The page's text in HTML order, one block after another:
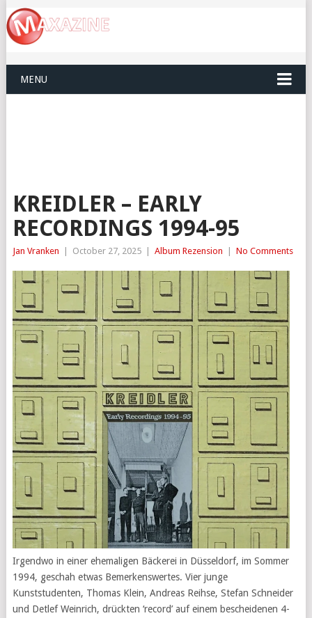
MENU
KREIDLER – EARLY
RECORDINGS 1994-95
Jan Vranken October 27, 2025 Album Rezension No Comments
Irgendwo in einer ehemaligen Bäckerei in Düsseldorf, im Sommer
1994, geschah etwas Bemerkenswertes. Vier junge
Kunststudenten, Thomas Klein, Andreas Reihse, Stefan Schneider
und Detlef Weinrich, drückten ‘record’ auf einem bescheidenen 4-